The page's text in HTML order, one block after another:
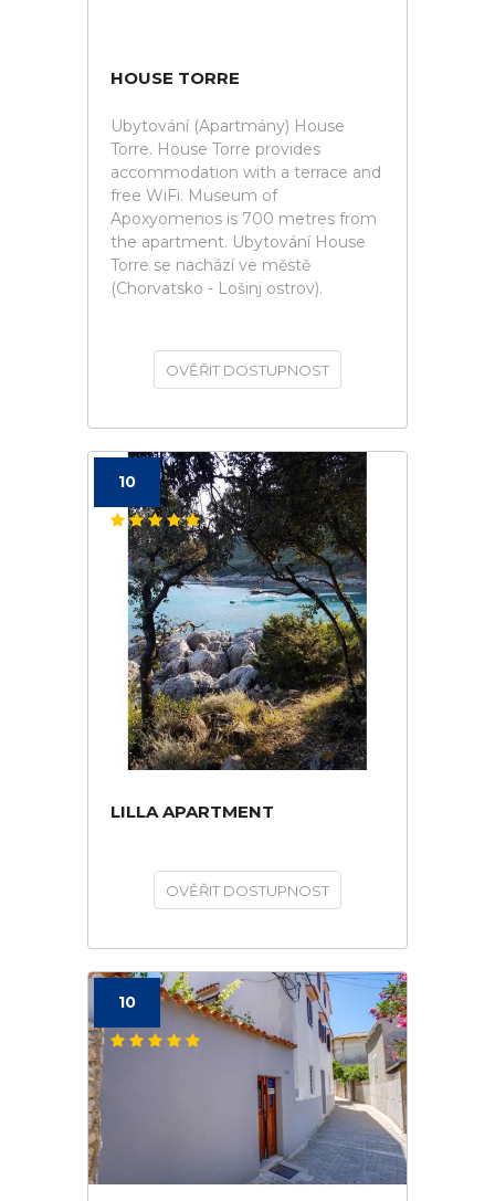
HOUSE TORRE
Ubytování (Apartmány) House
Torre. House Torre provides
accommodation with a terrace and
free WiFi. Museum of
Apoxyomenos is 700 metres from
the apartment. Ubytování House
Torre se nachází ve městě
(Chorvatsko - Lošinj ostrov).
OVĚŘIT DOSTUPNOST
10
LILLA APARTMENT
OVĚŘIT DOSTUPNOST
10